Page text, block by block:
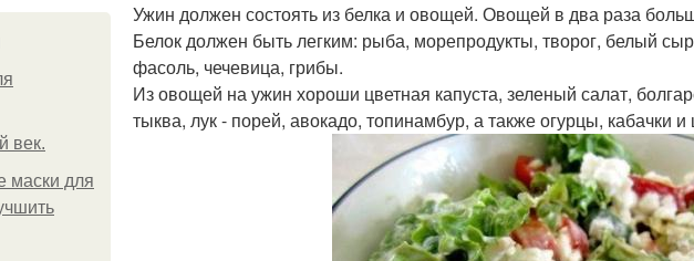
век.
для
Ужин должен состоять из белка и овощей. Овощей в два раза
Белок должен быть легким: рыба, морепродукты, творог, белый
фасоль, чечевица, грибы.
Из овощей на ужин хороши цветная капуста, зеленый салат,
тыква, лук - порей, авокадо, топинамбур, а также огурцы, кабачки и